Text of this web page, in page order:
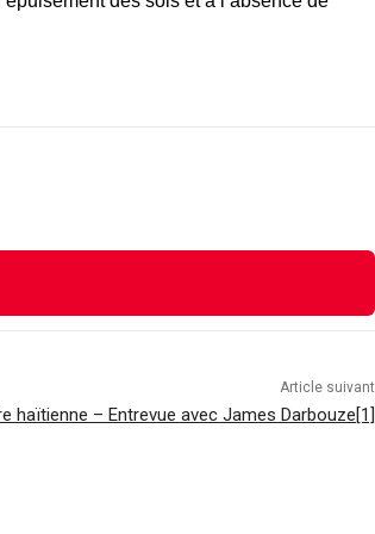
Article suivant
haïtienne – Entrevue avec James Darbouze[1]